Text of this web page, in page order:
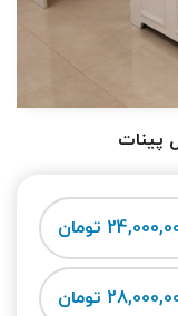
پینات
تومان
تومان